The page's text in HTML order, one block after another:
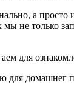
а
не только
для
для